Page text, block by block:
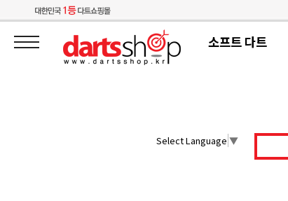
소프트 다트
Select Language ▼